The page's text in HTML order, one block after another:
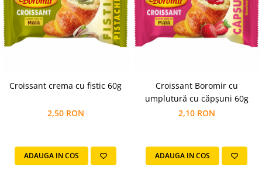
Croissant crema cu fistic 60g
2,50 RON
ADAUGA IN COS
Croissant Boromir cu
umplutură cu căpșuni 60g
2,10 RON
ADAUGA IN COS